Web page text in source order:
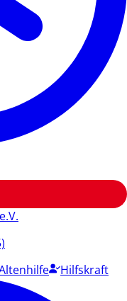
Hilfskraft